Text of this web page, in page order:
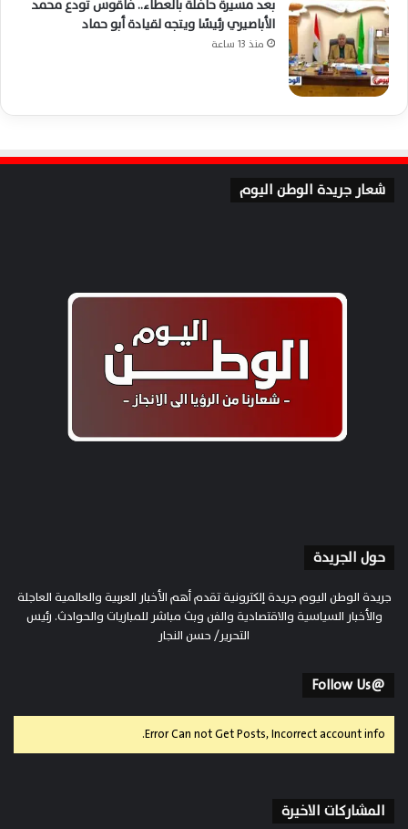
بعد مسيرة حافلة بالعطاء.. فاقوس تودع محمد
الأباصيري رئيسًا ويتجه لقيادة أبو حماد
منذ 13 ساعة
شعار جريدة الوطن اليوم
حول الجريدة
جريدة الوطن اليوم جريدة إلكترونية تقدم أهم الأخبار العربية والعالمية العاجلة
والأخبار السياسية والاقتصادية والفن وبث مباشر للمباريات والحوادث. رئيس
التحرير/ حسن النجار
@Follow Us
Error Can not Get Posts, Incorrect account info.
المشاركات الاخيرة